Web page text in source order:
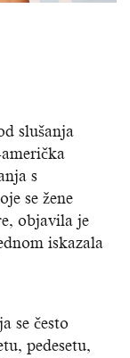
slušanja
s
se žene
objavila je
iskazala
se često
pedesetu,